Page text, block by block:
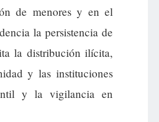
de menores y en el
la persistencia de
la distribución ilícita,
y las instituciones
y la vigilancia en